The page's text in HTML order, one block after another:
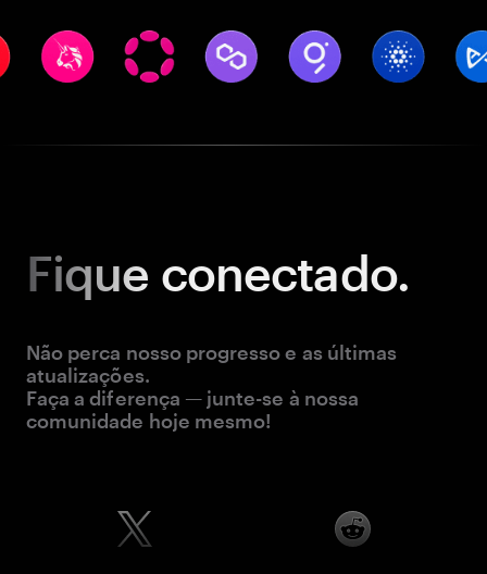
Fique conectado.
Não perca nosso progresso e as últimas
atualizações.
Faça a diferença — junte-se à nossa
comunidade hoje mesmo!